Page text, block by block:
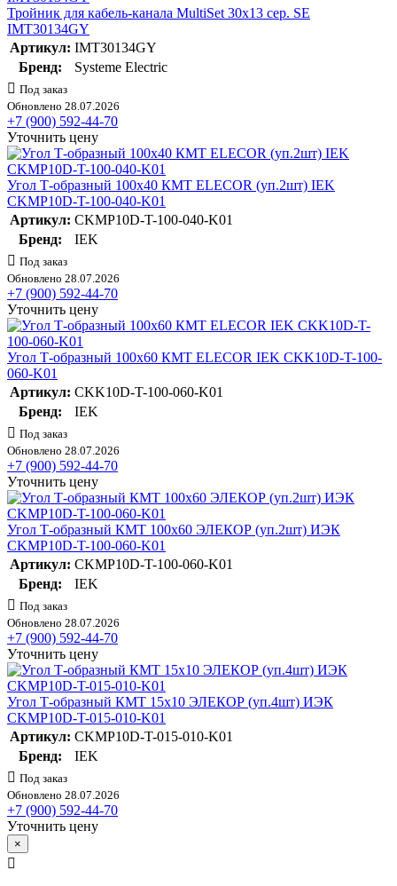
Тройник для кабель-канала MultiSet 30х13 сер. SE
IMT30134GY
Артикул: IMT30134GY
Бренд:
Systeme Electric
Под заказ
Обновлено 28.07.2026
+7 (900) 592-44-70
Уточнить цену
Угол Т-образный 100х40 КМТ ELECOR (уп.2шт) IEK
CKMP10D-T-100-040-K01
Артикул: CKMP10D-T-100-040-K01
Бренд:
IEK
Под заказ
Обновлено 28.07.2026
+7 (900) 592-44-70
Уточнить цену
Угол Т-образный 100х60 КМТ ELECOR IEK CKK10D-T-100-
060-K01
Артикул: CKK10D-T-100-060-K01
Бренд:
IEK
Под заказ
Обновлено 28.07.2026
+7 (900) 592-44-70
Уточнить цену
Угол Т-образный КМТ 100х60 ЭЛЕКОР (уп.2шт) ИЭК
CKMP10D-T-100-060-K01
Артикул: CKMP10D-T-100-060-K01
Бренд:
IEK
Под заказ
Обновлено 28.07.2026
+7 (900) 592-44-70
Уточнить цену
Угол Т-образный КМТ 15х10 ЭЛЕКОР (уп.4шт) ИЭК
CKMP10D-T-015-010-K01
Артикул: CKMP10D-T-015-010-K01
Бренд:
IEK
Под заказ
Обновлено 28.07.2026
+7 (900) 592-44-70
Уточнить цену
×